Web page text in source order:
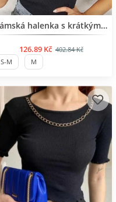
BESTSELLERDámská halenka s krátkým rukávem
126.89 Kč 402.84 Kč
S-M M